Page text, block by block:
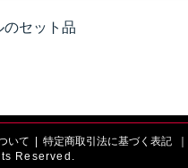
のセット品
いて 特定商取引法に基づく表記 ｜
Reserved.